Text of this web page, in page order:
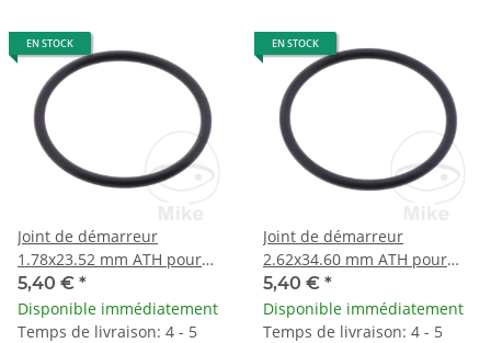
EN STOCK
Joint de démarreur
1.78x23.52 mm ATH pour
MBK YW 100 Yamaha 50 90
100
5,40 € *
Disponible immédiatement
Temps de livraison: 4 - 5
EN STOCK
Joint de démarreur
2.62x34.60 mm ATH pour
Husqvarna KTM 250 300
Suzuki 650 750 800 1000
1400
5,40 € *
Disponible immédiatement
Temps de livraison: 4 - 5